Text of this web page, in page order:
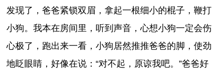
发现了，爸爸紧锁双眉，拿起一根细小的棍子，鞭打
小狗。我本在房间里，听到声音，心想小狗一定会伤
心极了，跑出来一看，小狗居然推推爸爸的脚，使劲
地眨眼睛，好像在说：“对不起，原谅我吧。”爸爸好